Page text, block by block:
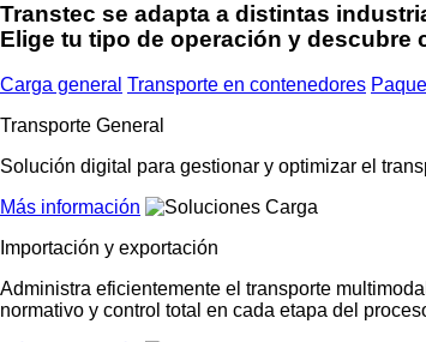
Transtec se adapta a distintas
Elige tu tipo de operación y descubre
Carga general Transporte en contenedores
Transporte General
Solución digital para gestionar y optimizar el
Más información
Importación y exportación
Administra eficientemente el transporte
normativo y control total en cada etapa del